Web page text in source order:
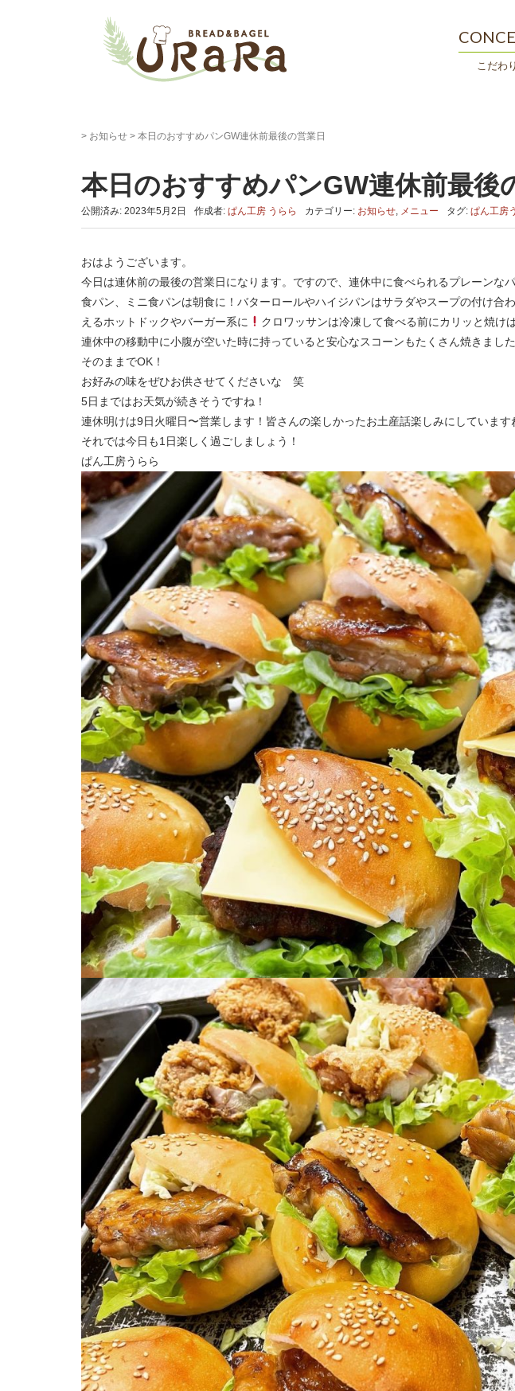
こだわり
> お知らせ > 本日のおすすめパンGW連休前最後の営業日
本日のおすすめパンGW連休前最後
公開済み: 2023年5月2日 作成者: ぱん工房 うらら カテゴリー: お知らせ, メニュー タグ: ぱん工房
おはようございます。
今日は連休前の最後の営業日になります。ですので、連休中に食べられるプレーンな
食パン、ミニ食パンは朝食に！バターロールやハイジパンはサラダやスープの付け合
えるホットドックやバーガー系に
クロワッサンは冷凍して食べる前にカリッと焼け
連休中の移動中に小腹が空いた時に持っていると安心なスコーンもたくさん焼きまし
そのままでOK！
お好みの味をぜひお供させてくださいな 笑
5日まではお天気が続きそうですね！
連休明けは9日火曜日〜営業します！皆さんの楽しかったお土産話楽しみにしています
それでは今日も1日楽しく過ごしましょう！
ぱん工房うらら